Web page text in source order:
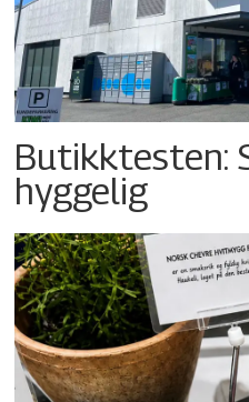
Butikktesten:
hyggelig